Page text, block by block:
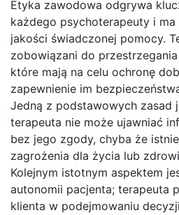
Etyka zawodowa odgrywa
każdego psychoterapeuty i
jakości świadczonej pomocy.
zobowiązani do
które mają na celu ochronę
zapewnienie im
Jedną z podstawowych zasad
terapeuta nie może ujawniać
bez jego zgody, chyba że
zagrożenia dla życia lub
Kolejnym istotnym aspektem
autonomii pacjenta; terapeuta
klienta w podejmowaniu